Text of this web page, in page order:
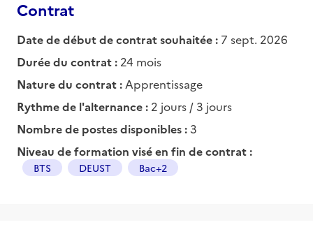
Contrat
Date de début de contrat souhaitée : 7 sept. 2026
Durée du contrat : 24 mois
Nature du contrat : Apprentissage
Rythme de l'alternance : 2 jours / 3 jours
Nombre de postes disponibles : 3
Niveau de formation visé en fin de contrat :
BTS DEUST Bac+2